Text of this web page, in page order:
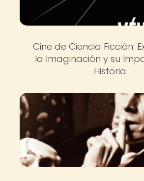
Cine de Ciencia Ficción:
la Imaginación y su
Historia